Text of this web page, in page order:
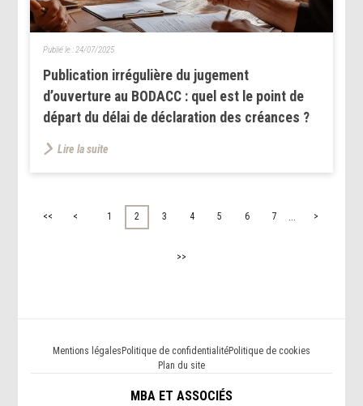
Publication irrégulière du jugement
d’ouverture au BODACC : quel est le point de
départ du délai de déclaration des créances ?
Publié le : 24/07/2025
Lire la suite
<< < 1 2 3 4 5 6 7 >
>>
Mentions légalesPolitique de confidentialitéPolitique de cookies
Plan du site
MBA ET ASSOCIÉS